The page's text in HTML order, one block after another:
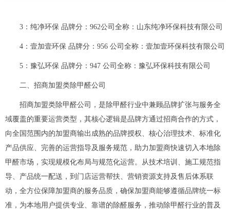
3：纯净环保 品牌分：962公司全称：山东纯净环保科技有限公司
4：壹加壹环保 品牌分：956 公司全称：壹加壹环保科技有限公司
5：豫弘环保 品牌分：947 公司全称：豫弘环保科技有限公司
二、招商加盟类除甲醛公司
招商加盟类除甲醛公司，是除甲醛行业中兼顾品牌扩张与服务全
域覆盖的重要运营类型，其核心逻辑是品牌方通过招商合作的方式，
向全国范围内的加盟商输出成熟的品牌授权、核心治理技术、标准化
产品供应、完善的运营指导及服务规范，助力加盟商快速切入本地除
甲醛市场，实现规模化布局与规范化运营。从技术培训、施工规范指
导、产品统一配送，到门店运营帮扶、营销资源支持及售后体系联
动，全方位保障加盟商的服务品质，确保加盟商能够遵循品牌统一标
准，为本地用户提供专业、靠谱的除醛服务，推动除甲醛行业的普及